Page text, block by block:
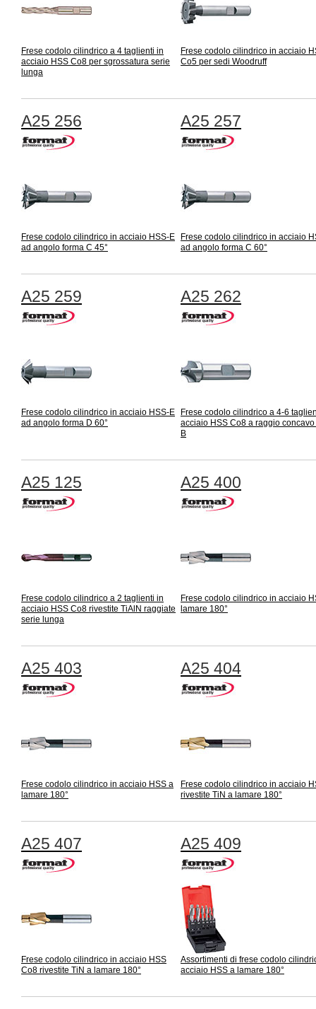
Frese codolo cilindrico a 4 taglienti in
acciaio HSS Co8 per sgrossatura serie
lunga
Frese codolo cilindrico in acciaio
Co5 per sedi Woodruff
A25 256
Frese codolo cilindrico in acciaio HSS-E
ad angolo forma C 45°
A25 257
Frese codolo cilindrico in acciaio
ad angolo forma C 60°
A25 259
Frese codolo cilindrico in acciaio HSS-E
ad angolo forma D 60°
A25 262
Frese codolo cilindrico a 4-6
acciaio HSS Co8 a raggio concavo
B
A25 125
Frese codolo cilindrico a 2 taglienti in
acciaio HSS Co8 rivestite TiAlN raggiate
serie lunga
A25 400
Frese codolo cilindrico in acciaio
lamare 180°
A25 403
Frese codolo cilindrico in acciaio HSS a
lamare 180°
A25 404
Frese codolo cilindrico in acciaio
rivestite TiN a lamare 180°
A25 407
Frese codolo cilindrico in acciaio HSS
Co8 rivestite TiN a lamare 180°
A25 409
Assortimenti di frese codolo
acciaio HSS a lamare 180°